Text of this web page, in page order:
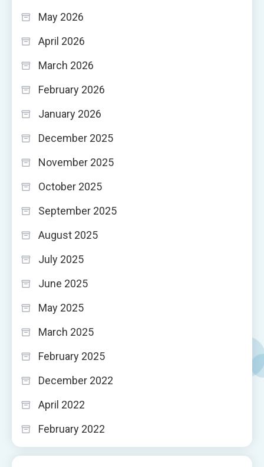
May 2026
April 2026
March 2026
February 2026
January 2026
December 2025
November 2025
October 2025
September 2025
August 2025
July 2025
June 2025
May 2025
March 2025
February 2025
December 2022
April 2022
February 2022